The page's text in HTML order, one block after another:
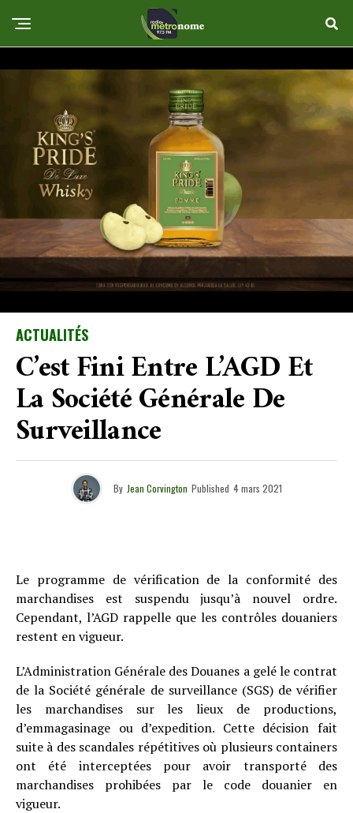
ACTUALITÉS
C’est Fini Entre L’AGD Et
La Société Générale De
Surveillance
By Jean Corvington Published 4 mars 2021
Le programme de vérification de la conformité des
marchandises est suspendu jusqu’à nouvel ordre.
Cependant, l’AGD rappelle que les contrôles douaniers
restent en vigueur.
L’Administration Générale des Douanes a gelé le contrat
de la Société générale de surveillance (SGS) de vérifier
les marchandises sur les lieux de productions,
d’emmagasinage ou d’expedition. Cette décision fait
suite à des scandales répétitives où plusieurs containers
ont été interceptées pour avoir transporté des
marchandises prohibées par le code douanier en
vigueur.